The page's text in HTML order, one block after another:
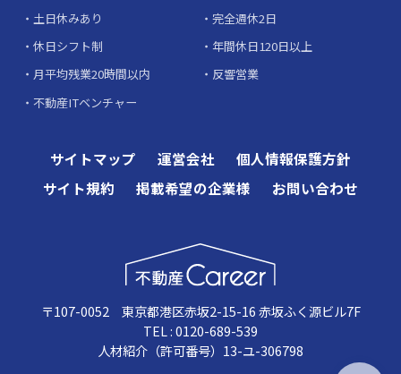
土日休みあり
完全週休2日
休日シフト制
年間休日120日以上
月平均残業20時間以内
反響営業
不動産ITベンチャー
サイトマップ 運営会社
個人情報保護方針
サイト規約
掲載希望の企業様 お問い合わせ
〒107-0052 東京都港区赤坂2-15-16 赤坂ふく源ビル7F
TEL : 0120-689-539
人材紹介（許可番号）13-ユ-306798